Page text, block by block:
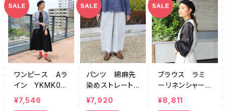
ワンピース Aラ
イン YKMK00
14
¥7,546
パンツ 綿麻先
染めストレート
ルーミー SZ7
61261
¥7,920
ブラウス ラミ
ーリネンシャーリ
ング DEMK00
¥8,811